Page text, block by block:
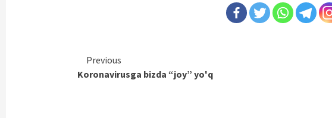
Continue
Reading
Previous
Koronavirusga bizda “joy” yo'q